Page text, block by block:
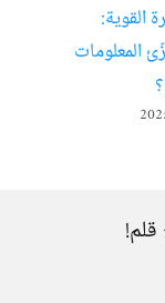
القوية:
المعلومات